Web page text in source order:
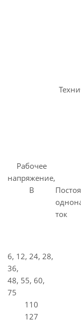
Рабочее
напряжение,
В
ток
6, 12, 24, 28,
36,
48, 55, 60,
75
110
127